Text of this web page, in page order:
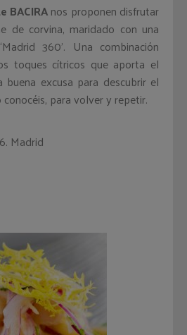
BACIRAnos proponen disfrutar
de corvina, maridado con una
360’. Una combinación
toques cítricos que aporta el
excusa para descubrir el
para volver y repetir.
Madrid